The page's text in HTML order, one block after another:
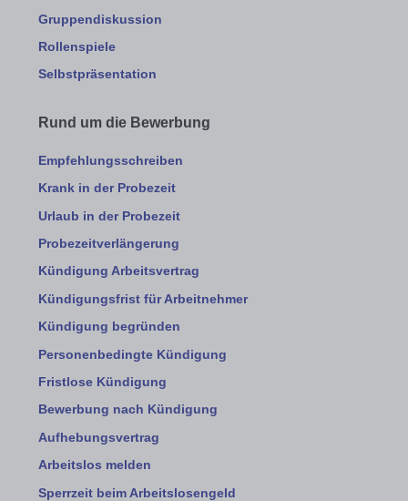
Gruppendiskussion
Rollenspiele
Selbstpräsentation
Rund um die Bewerbung
Empfehlungsschreiben
Krank in der Probezeit
Urlaub in der Probezeit
Probezeitverlängerung
Kündigung Arbeitsvertrag
Kündigungsfrist für Arbeitnehmer
Kündigung begründen
Personenbedingte Kündigung
Fristlose Kündigung
Bewerbung nach Kündigung
Aufhebungsvertrag
Arbeitslos melden
Sperrzeit beim Arbeitslosengeld